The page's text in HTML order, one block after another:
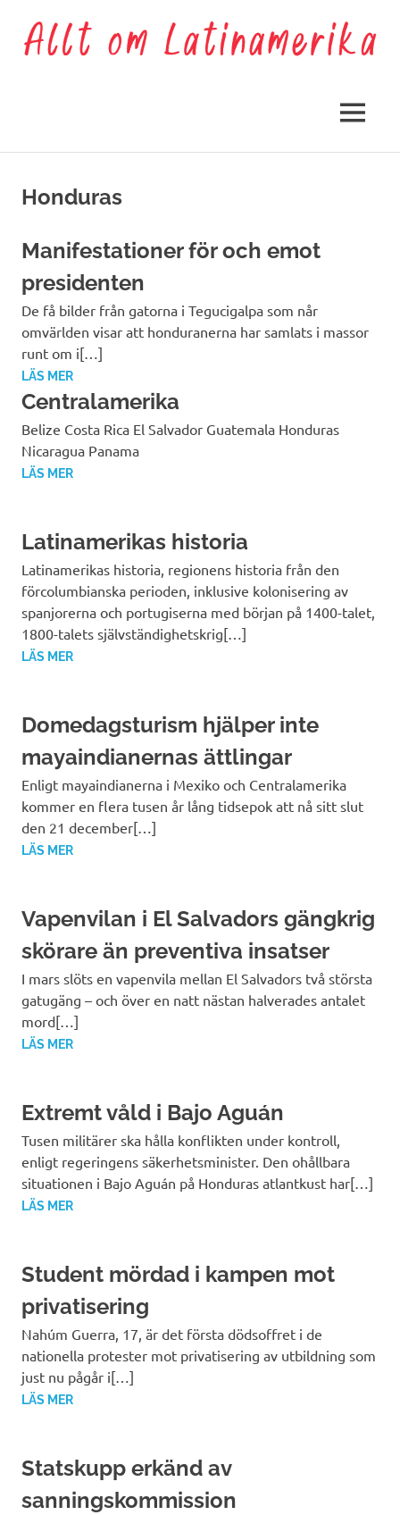
innehåll
MENY
Honduras
Manifestationer för och emot
presidenten
De få bilder från gatorna i Tegucigalpa som når
omvärlden visar att honduranerna har samlats i massor
runt om i[…]
LÄS MER
Centralamerika
Belize Costa Rica El Salvador Guatemala Honduras
Nicaragua Panama
LÄS MER
Latinamerikas historia
Latinamerikas historia, regionens historia från den
förcolumbianska perioden, inklusive kolonisering av
spanjorerna och portugiserna med början på 1400-talet,
1800-talets självständighetskrig[…]
LÄS MER
Domedagsturism hjälper inte
mayaindianernas ättlingar
Enligt mayaindianerna i Mexiko och Centralamerika
kommer en flera tusen år lång tidsepok att nå sitt slut
den 21 december[…]
LÄS MER
Vapenvilan i El Salvadors gängkrig
skörare än preventiva insatser
I mars slöts en vapenvila mellan El Salvadors två största
gatugäng – och över en natt nästan halverades antalet
mord[…]
LÄS MER
Extremt våld i Bajo Aguán
Tusen militärer ska hålla konflikten under kontroll,
enligt regeringens säkerhetsminister. Den ohållbara
situationen i Bajo Aguán på Honduras atlantkust har[…]
LÄS MER
Student mördad i kampen mot
privatisering
Nahúm Guerra, 17, är det första dödsoffret i de
nationella protester mot privatisering av utbildning som
just nu pågår i[…]
LÄS MER
Statskupp erkänd av
sanningskommission